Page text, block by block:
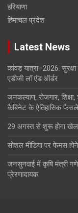
हरियाणा
हिमाचल प्रदेश
Latest News
कांवड़ यात्रा–2026:
एडीजी लॉ एंड ऑर्डर
जनकल्याण, रोजगार,
कैबिनेट के ऐतिहासिक फैसले
29 अगस्त से शुरू होगा खेल
सोशल मीडिया पर फेमस
जनसुनवाई में कृषि मंत्री
प्रेरणादायक